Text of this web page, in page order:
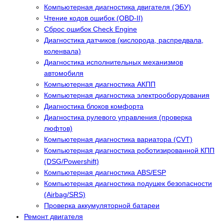
Компьютерная диагностика двигателя (ЭБУ)
Чтение кодов ошибок (OBD-II)
Сброс ошибок Check Engine
Диагностика датчиков (кислорода, распредвала,
коленвала)
Диагностика исполнительных механизмов
автомобиля
Компьютерная диагностика АКПП
Компьютерная диагностика электрооборудования
Диагностика блоков комфорта
Диагностика рулевого управления (проверка
люфтов)
Компьютерная диагностика вариатора (CVT)
Компьютерная диагностика роботизированной КПП
(DSG/Powershift)
Компьютерная диагностика ABS/ESP
Компьютерная диагностика подушек безопасности
(Airbag/SRS)
Проверка аккумуляторной батареи
Ремонт двигателя